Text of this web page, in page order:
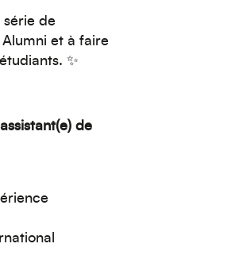
de
et à faire
✨
de